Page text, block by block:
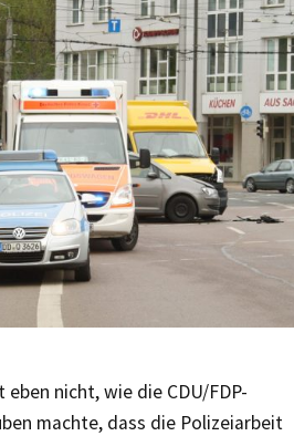
nicht, wie die CDU/FDP-
machte, dass die Polizeiarbeit